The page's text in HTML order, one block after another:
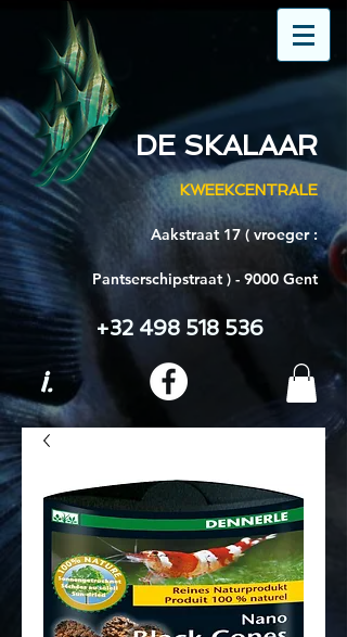
DE SKALAAR
KWEEKCENTRALE
Aakstraat 17 ( vroeger :
Pantserschipstraat ) - 9000 Gent
+32 498 518 536
i.